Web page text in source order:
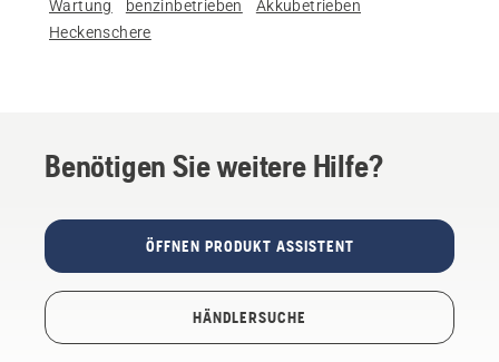
Wartung benzinbetrieben
Akkubetrieben
Heckenschere
Benötigen Sie weitere Hilfe?
ÖFFNEN PRODUKT ASSISTENT
HÄNDLERSUCHE